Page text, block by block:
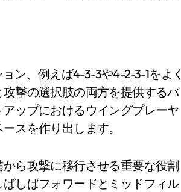
ン、例えば4-3-3や4-2-3-1をよく
撃の選択肢の両方を提供するバ
ップにおけるウイングプレーヤ
スを作り出します。
ら攻撃に移行させる重要な役割
しばフォワードとミッドフィル